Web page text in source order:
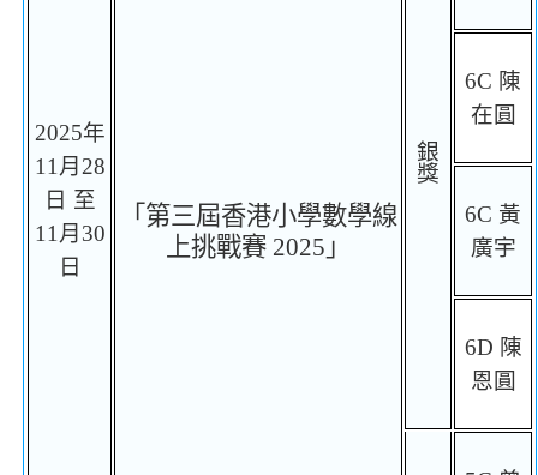
2025年
1 1 月 28
日 至
11 月 30
日
「第三屆香港小學數學線
上挑戰賽 2025 」
銀
獎
6C 陳
在圓
6C 黃
廣宇
6D 陳
恩圓